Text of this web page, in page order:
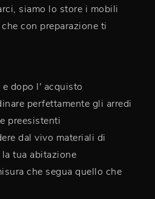
siamo lo store i mobili
con preparazione ti
dopo l' acquisto
perfettamente gli arredi
preesistenti
dal vivo materiali di
tua abitazione
che segua quello che